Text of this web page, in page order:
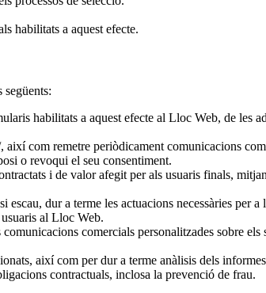
habilitats a aquest efecte.
habilitats a aquest efecte al Lloc Web, de les
com remetre periòdicament comunicacions
o revoqui el seu consentiment.
i de valor afegit per als usuaris finals,
dur a terme les actuacions necessàries per
al Lloc Web.
comercials personalitzades sobre els
així com per dur a terme anàlisis dels
contractuals, inclosa la prevenció de frau.